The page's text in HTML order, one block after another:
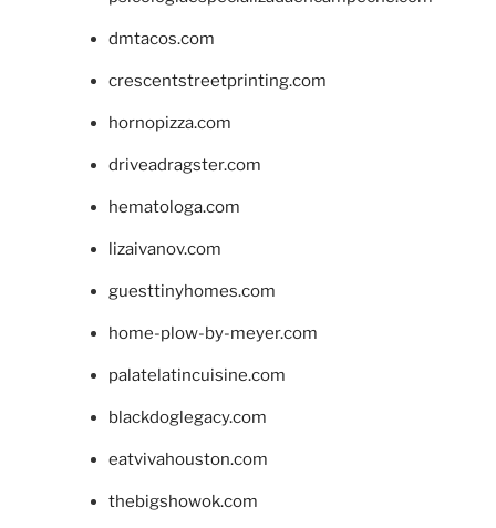
dmtacos.com
crescentstreetprinting.com
hornopizza.com
driveadragster.com
hematologa.com
lizaivanov.com
guesttinyhomes.com
home-plow-by-meyer.com
palatelatincuisine.com
blackdoglegacy.com
eatvivahouston.com
thebigshowok.com